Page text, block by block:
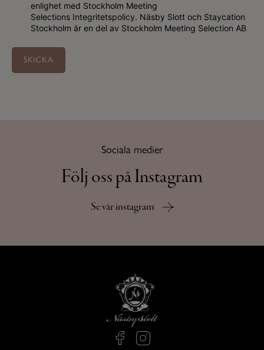
SKICKA
enlighet med Stockholm Meeting
Selections Integritetspolicy. Näsby Slott och Staycation
Stockholm är en del av Stockholm Meeting Selection AB
Sociala medier
Följ oss på Instagram
Se vår instagram